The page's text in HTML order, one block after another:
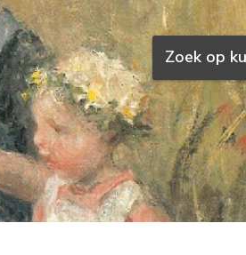
Zoek op